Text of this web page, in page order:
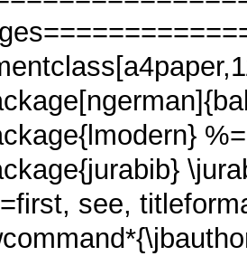
see,